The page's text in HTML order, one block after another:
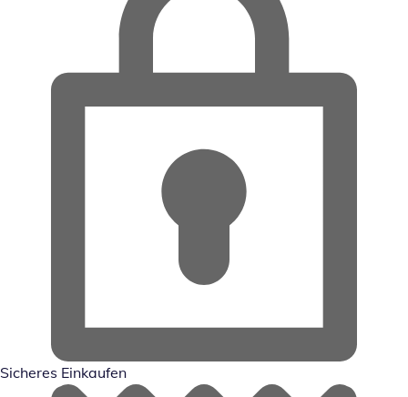
Sicheres Einkaufen